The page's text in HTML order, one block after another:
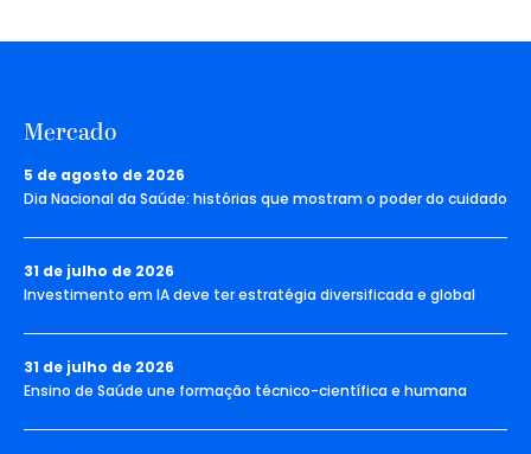
Mercado
5 de agosto de 2026
Dia Nacional da Saúde: histórias que mostram o poder do cuidado
31 de julho de 2026
Investimento em IA deve ter estratégia diversificada e global
31 de julho de 2026
Ensino de Saúde une formação técnico-científica e humana